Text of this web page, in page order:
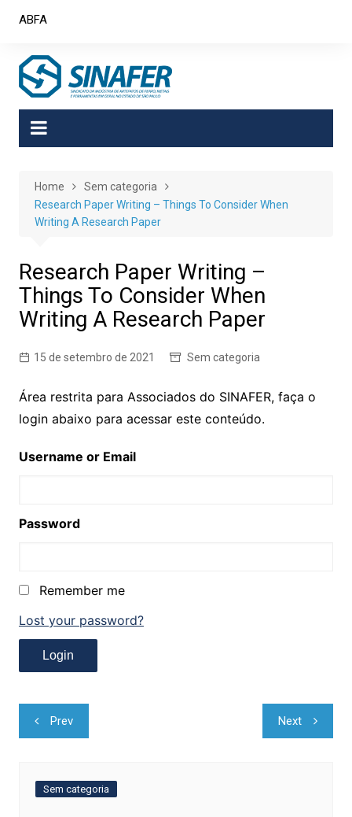
ABFA
Home
Sem categoria
Research Paper Writing – Things To Consider When
Writing A Research Paper
Research Paper Writing –
Things To Consider When
Writing A Research Paper
15 de setembro de 2021 Sem categoria
Área restrita para Associados do SINAFER, faça o
login abaixo para acessar este conteúdo.
Username or Email
Password
Remember me
Lost your password?
Navegação
de
Prev Next
Sem categoria